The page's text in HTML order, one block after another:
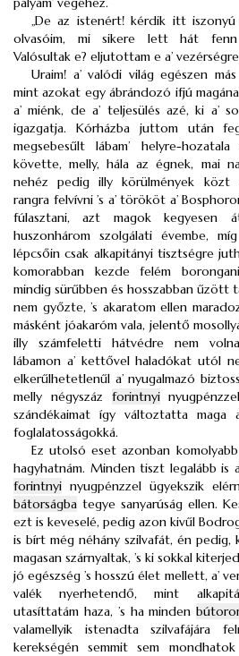
„De az istenért! kérdik itt
olvasóim, mi sikere lett hát fenn
Valósultak e? eljutottam e a’
Uraim! a’ valódi világ egészen
mint azokat egy ábrándozó ifjú
a’ miénk, de a’ teljesülés azé, ki a’
igazgatja. Kórházba juttom után
megsebesűlt lábam’ helyre-
követte, melly, hála az égnek, mai
nehéz pedig illy körülmények közt
rangra felvívni ’s a’ törököt a’
fúlasztani, azt magok kegyesen
huszonhárom szolgálati évembe,
lépcsőin csak alkapitányi tisztségre
komorabban kezde felém
mindig sürűbben és hosszabban
nem győzte, ’s akaratom ellen
másként jóakaróm vala, jelentő
illy számfeletti hátvédre nem
lábamon a’ kettővel haladókat utól
elkerűlhetetlenűl a’ nyugalmazó
melly négyszáz forintnyi
szándékaimat így változtatta maga
foglalatosságokká.
Ez utolsó eset azonban
hagyhatnám. Minden tiszt legalább is
forintnyi nyugpénzzel ügyekszik
bátorságba tegye sanyarúság ellen.
ezt is keveselé, pedig azon kivűl
is bírt még néhány szilvafát, én pedig,
magasan szárnyaltak, ’s ki sokkal
jó egészség ’s hosszú élet mellett, a’
valék nyerhetendő, mint
utasíttatám haza, ’s ha minden
valamellyik istenadta szilvafájára
kerekségén semmit sem